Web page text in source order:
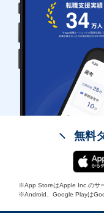
無料
※App StoreはApple Inc.のサ
※Android、Google Playは